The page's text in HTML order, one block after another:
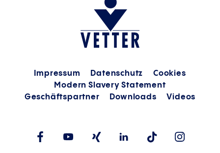
Impressum Datenschutz
Cookies
Modern Slavery Statement
Geschäftspartner
Downloads Videos